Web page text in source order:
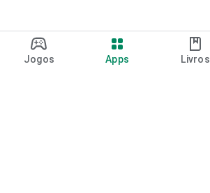
Jogos Apps Livros